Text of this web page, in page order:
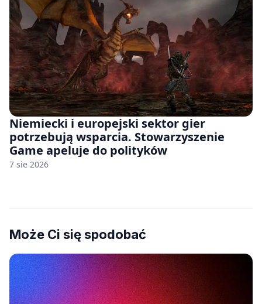
Niemiecki i europejski sektor gier
potrzebują wsparcia. Stowarzyszenie
Game apeluje do polityków
7 sie 2026
Może Ci się spodobać